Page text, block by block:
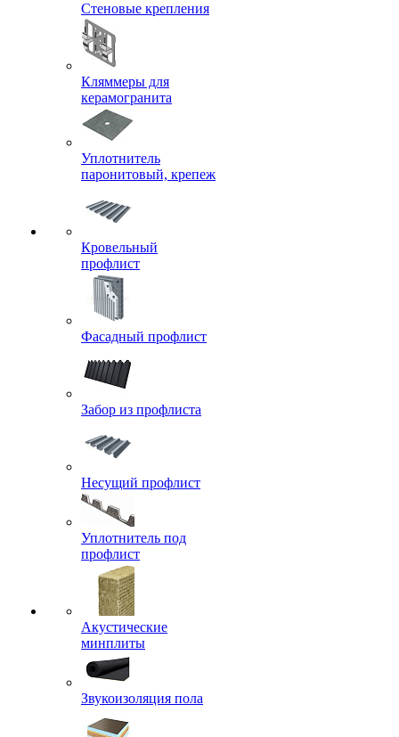
Стеновые крепления
Кляммеры для
керамогранита
Уплотнитель
паронитовый, крепеж
Кровельный
профлист
Фасадный профлист
Забор из профлиста
Несущий профлист
Уплотнитель под
профлист
Акустические
минплиты
Звукоизоляция пола